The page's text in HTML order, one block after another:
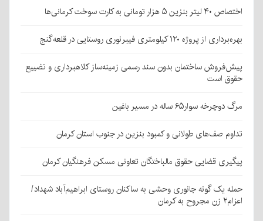
اختصاص ۴۰ لیتر بنزین ۵ هزار تومانی به کارت سوخت کرمانی‌ها
بهره‌برداری از پروژه ۱۲۰ کیلومتری فیبرنوری روستایی در قلعه‌گنج
پیش‌فروش ساختمان بدون سند رسمی زمینه‌ساز کلاهبرداری و تضییع
حقوق است
مرگ دوچرخه سوار۶۵ ساله در مسیر باغین
تداوم صف‌های طولانی و کمبود بنزین در جنوب استان کرمان
پیگیری قضایی حقوق مالباختگان تعاونی مسکن فرهنگیان کرمان
حمله یک گونه جانوری وحشی به ساکنان روستای ابراهیم‌آباد شهداد/
اعزام۲ زن مجروح به کرمان